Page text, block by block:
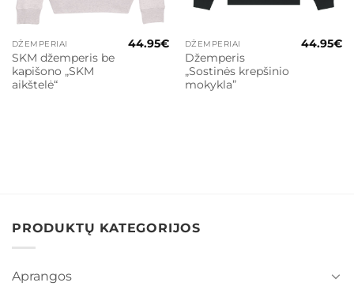
DŽEMPERIAI
SKM džemperis be
kapišono „SKM
aikštelė“
44.95€ DŽEMPERIAI
Džemperis
„Sostinės krepšinio
mokykla”
44.95€
PRODUKTŲ KATEGORIJOS
Aprangos